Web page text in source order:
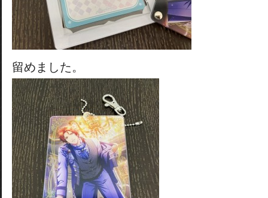
留めました。